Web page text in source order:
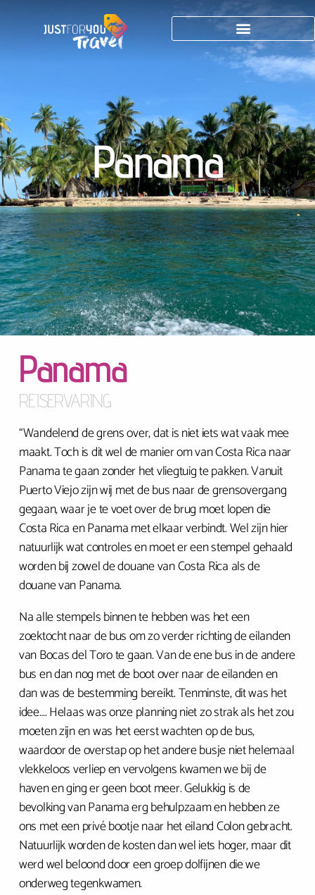
Panama
Panama
REISERVARING
“Wandelend de grens over, dat is niet iets wat vaak mee
maakt. Toch is dit wel de manier om van Costa Rica naar
Panama te gaan zonder het vliegtuig te pakken. Vanuit
Puerto Viejo zijn wij met de bus naar de grensovergang
gegaan, waar je te voet over de brug moet lopen die
Costa Rica en Panama met elkaar verbindt. Wel zijn hier
natuurlijk wat controles en moet er een stempel gehaald
worden bij zowel de douane van Costa Rica als de
douane van Panama.
Na alle stempels binnen te hebben was het een
zoektocht naar de bus om zo verder richting de eilanden
van Bocas del Toro te gaan. Van de ene bus in de andere
bus en dan nog met de boot over naar de eilanden en
dan was de bestemming bereikt. Tenminste, dit was het
idee…. Helaas was onze planning niet zo strak als het zou
moeten zijn en was het eerst wachten op de bus,
waardoor de overstap op het andere busje niet helemaal
vlekkeloos verliep en vervolgens kwamen we bij de
haven en ging er geen boot meer. Gelukkig is de
bevolking van Panama erg behulpzaam en hebben ze
ons met een privé bootje naar het eiland Colon gebracht.
Natuurlijk worden de kosten dan wel iets hoger, maar dit
werd wel beloond door een groep dolfijnen die we
onderweg tegenkwamen.